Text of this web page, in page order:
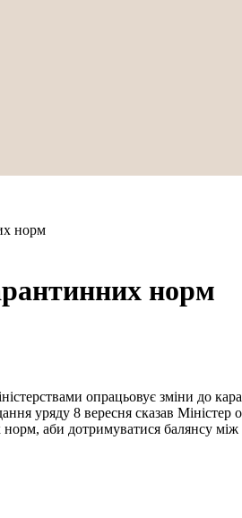
норм
норм
опрацьовує зміни до
уряду 8 вересня сказав
аби дотримуватися балянсу між